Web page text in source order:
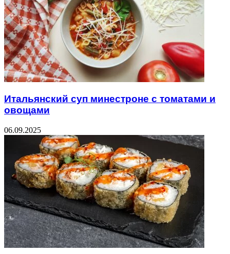
Итальянский суп минестроне с томатами и
овощами
06.09.2025